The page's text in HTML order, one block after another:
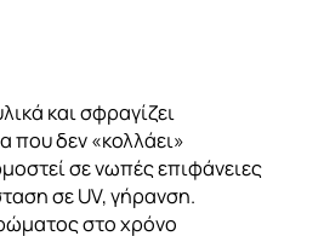
και σφραγίζει
που δεν «κολλάει»
σε νωπές επιφάνειες
σε UV, γήρανση.
στο χρόνο